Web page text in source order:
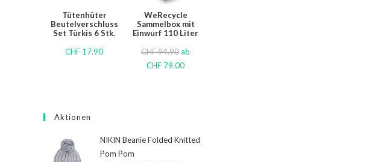
Tütenhüter
Beutelverschluss
Set Türkis 6 Stk.
CHF 17.90
WeRecycle
Sammelbox mit
Einwurf 110 Liter
CHF94.90ab
CHF 79.00
Aktionen
NIKIN Beanie Folded Knitted
Pom Pom